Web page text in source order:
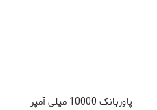
پاوربانک 10000 میلی آمپر